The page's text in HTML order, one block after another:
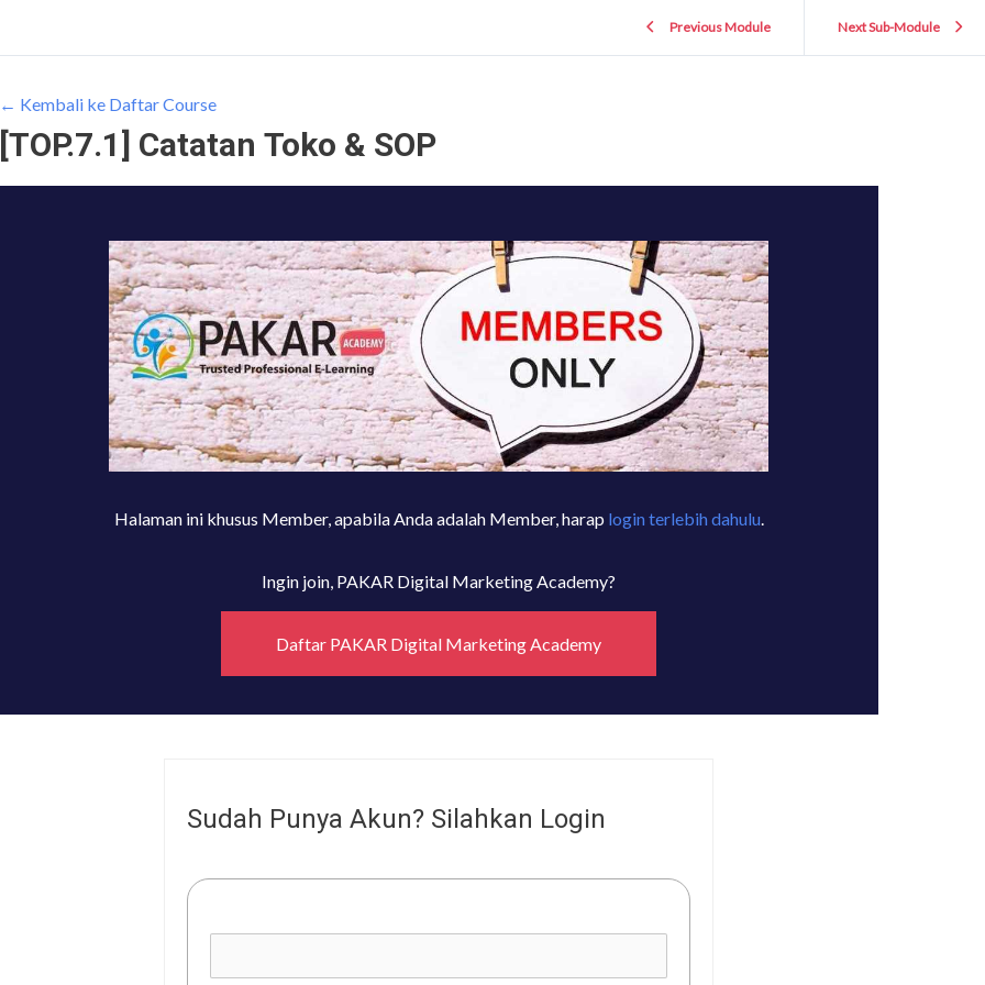
Previous Module Next Sub-Module
← Kembali ke Daftar Course
[TOP.7.1] Catatan Toko & SOP
Halaman ini khusus Member, apabila Anda adalah Member, harap login terlebih dahulu.
Ingin join, PAKAR Digital Marketing Academy?
Daftar PAKAR Digital Marketing Academy
Sudah Punya Akun? Silahkan Login